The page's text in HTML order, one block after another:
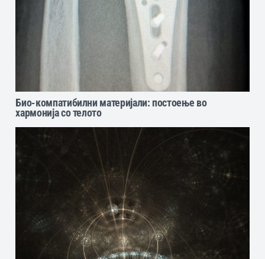
Био-компатибилни материјали: постоење во
хармонија со телото